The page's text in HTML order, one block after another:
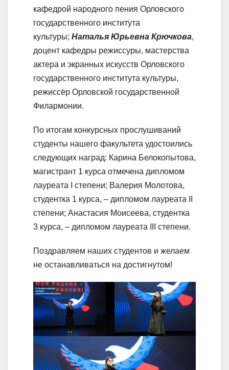
кафедрой народного пения Орловского
государственного института
культуры; Наталья Юрьевна Крючкова,
доцент кафедры режиссуры, мастерства
актера и экранных искусств Орловского
государственного института культуры,
режиссёр Орловской государственной
Филармонии.
По итогам конкурсных прослушиваний
студенты нашего факультета удостоились
следующих наград: Карина Белокопытова,
магистрант 1 курса отмечена дипломом
лауреата I степени; Валерия Молотова,
студентка 1 курса, – дипломом лауреата II
степени; Анастасия Моисеева, студентка
3 курса, – дипломом лауреата III степени.
Поздравляем наших студентов и желаем
не останавливаться на достигнутом!